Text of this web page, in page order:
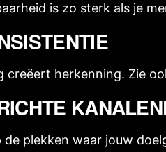
is zo sterk als je
creëert herkenning. Zie
de plekken waar jouw